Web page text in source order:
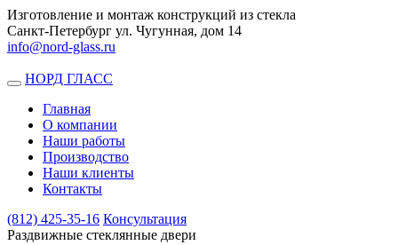
Изготовление и монтаж конструкций из стекла
Санкт-Петербург ул. Чугунная, дом 14
info@nord-glass.ru
Toggle
navigation
НОРД ГЛАСС
Главная
О компании
Наши работы
Производство
Наши клиенты
Контакты
(812) 425-35-16 Консультация
Раздвижные стеклянные двери